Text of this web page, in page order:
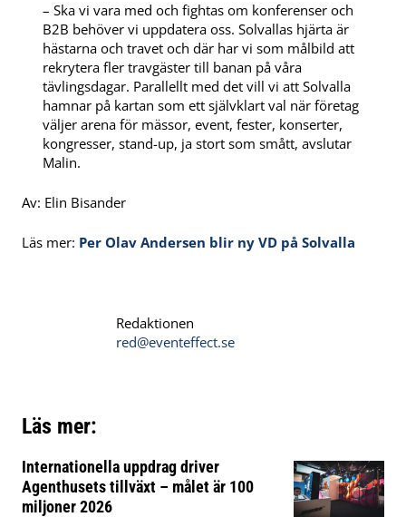
– Ska vi vara med och fightas om konferenser och
B2B behöver vi uppdatera oss. Solvallas hjärta är
hästarna och travet och där har vi som målbild att
rekrytera fler travgäster till banan på våra
tävlingsdagar. Parallellt med det vill vi att Solvalla
hamnar på kartan som ett självklart val när företag
väljer arena för mässor, event, fester, konserter,
kongresser, stand-up, ja stort som smått, avslutar
Malin.
Av: Elin Bisander
Läs mer: Per Olav Andersen blir ny VD på Solvalla
Redaktionen
red@eventeffect.se
Läs mer:
Internationella uppdrag driver
Agenthusets tillväxt – målet är 100
miljoner 2026